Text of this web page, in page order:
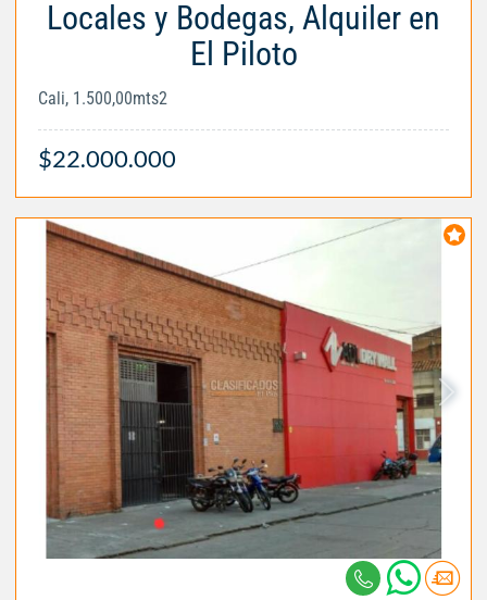
Locales y Bodegas, Alquiler en
El Piloto
Cali, 1.500,00mts2
$22.000.000